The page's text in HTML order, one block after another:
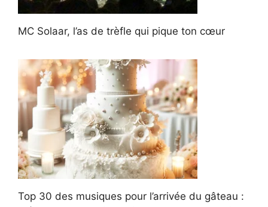
MC Solaar, l’as de trèfle qui pique ton cœur
Top 30 des musiques pour l’arrivée du gâteau :